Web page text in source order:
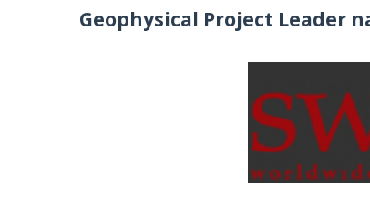
Geophysical Project Leader